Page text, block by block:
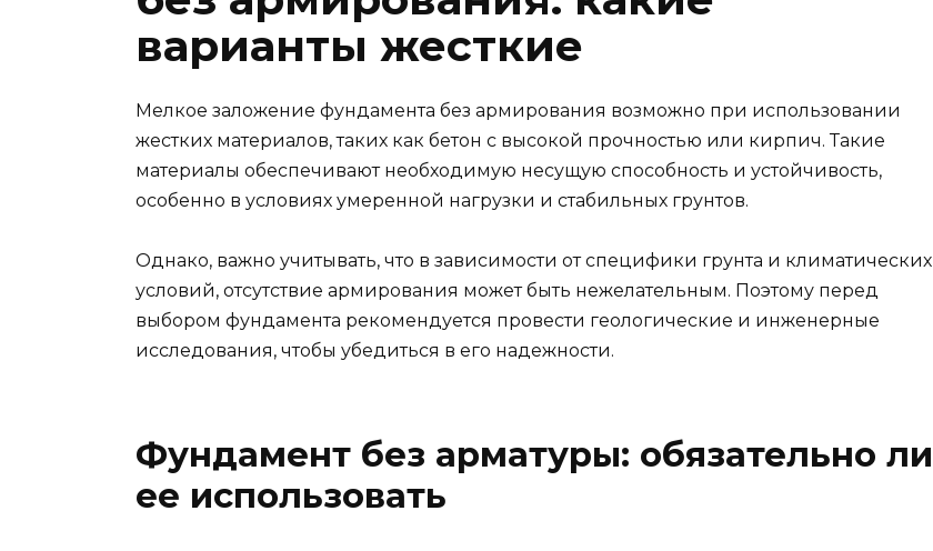
варианты жесткие
Мелкое заложение фундамента без армирования возможно при использовании
жестких материалов, таких как бетон с высокой прочностью или кирпич. Такие
материалы обеспечивают необходимую несущую способность и устойчивость,
особенно в условиях умеренной нагрузки и стабильных грунтов.
Однако, важно учитывать, что в зависимости от специфики грунта и климатических
условий, отсутствие армирования может быть нежелательным. Поэтому перед
выбором фундамента рекомендуется провести геологические и инженерные
исследования, чтобы убедиться в его надежности.
Фундамент без арматуры: обязательно ли
ее использовать